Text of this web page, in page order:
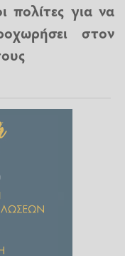
πολίτες για να
στον